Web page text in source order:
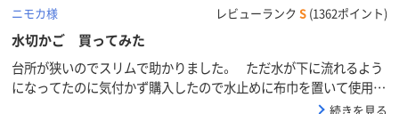
ニモカ様
レビューランク S (1362ポイント)
水切かご 買ってみた
台所が狭いのでスリムで助かりました。 ただ水が下に流れるよう
になってたのに気付かず購入したので水止めに布巾を置いて使用中
続きを見る